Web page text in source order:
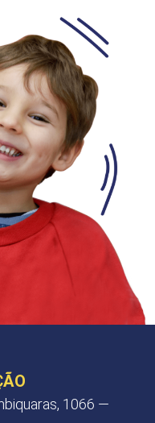
1066 —